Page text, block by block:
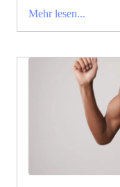
Mehr lesen...